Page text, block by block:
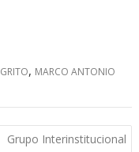
GRITO, MARCO ANTONIO
Grupo Interinstitucional